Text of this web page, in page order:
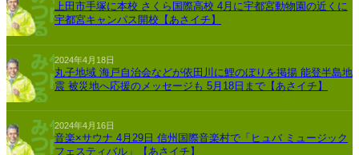
上田市手塚に本校 さくら国際高校 4月に宇都宮動物園の近くに
宇都宮キャンパス開校【あさイチ】
2024年4月18日
丸子地域 海戸自治会などが依田川に鯉のぼりを掲揚 能登半島地
震 被災地へ応援のメッセージも 5月18日まで【あさイチ】
2024年4月16日
音楽×サウナ 4月29日 信州国際音楽村で「ヒュバ ミュージック
フェスティバル」【あさイチ】